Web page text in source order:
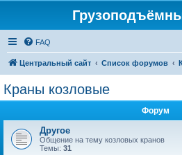
FAQ
Центральный сайт Список форумов
Краны козловые
Форум
Другое
Общение на тему козловых кранов
Темы: 31